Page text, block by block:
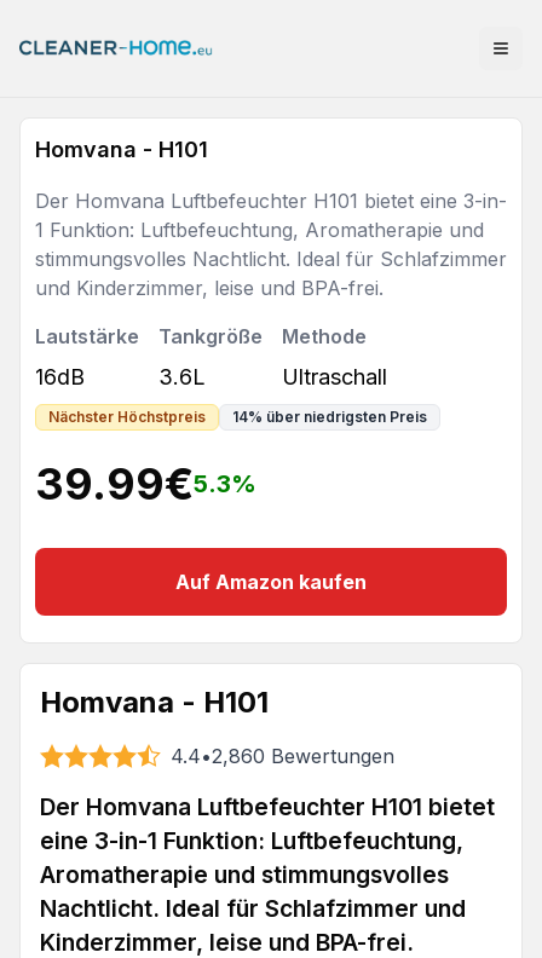
Homvana - H101
Der Homvana Luftbefeuchter H101 bietet eine 3-in-
1 Funktion: Luftbefeuchtung, Aromatherapie und
stimmungsvolles Nachtlicht. Ideal für Schlafzimmer
und Kinderzimmer, leise und BPA-frei.
Lautstärke
16dB
Tankgröße
3.6L
Methode
Ultraschall
Nächster Höchstpreis 14% über niedrigsten Preis
39.99€5.3%
Auf Amazon kaufen
Homvana - H101
4.4•2,860 Bewertungen
Der Homvana Luftbefeuchter H101 bietet
eine 3-in-1 Funktion: Luftbefeuchtung,
Aromatherapie und stimmungsvolles
Nachtlicht. Ideal für Schlafzimmer und
Kinderzimmer, leise und BPA-frei.